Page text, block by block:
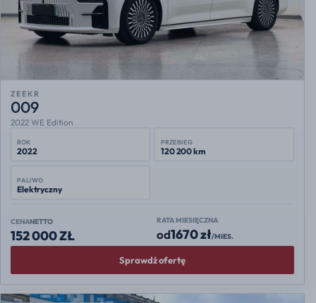
ZEEKR
009
2022 WE Edition
ROK
2022
PRZEBIEG
120 200 km
PALIWO
Elektryczny
CENANETTO
152 000 ZŁ
RATA MIESIĘCZNA
od1670 zł/MIES.
Sprawdź ofertę